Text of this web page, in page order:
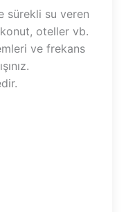
sürekli su veren
oteller vb.
ve frekans